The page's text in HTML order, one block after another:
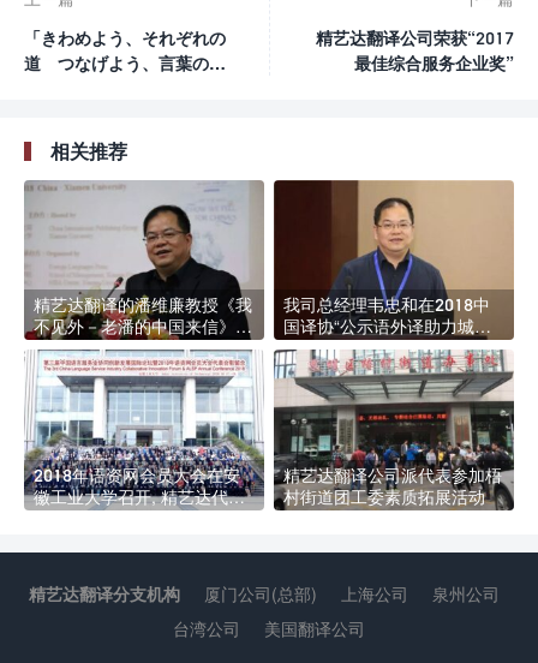
「きわめよう、それぞれの
道 つなげよう、言葉の世
大会
精艺达翻译公司荣获“2017
最佳综合服务企业奖”
相关推荐
精艺达翻译的潘维廉教授《我
不见外－老潘的中国来信》新
书发布会22日举行
我司总经理韦忠和在2018中
国译协“公示语外译助力城市
国际形象塑造”论坛上发言
2018年语资网会员大会在安
徽工业大学召开, 精艺达代表
精艺达翻译公司派代表参加梧
村街道团工委素质拓展活动
精艺达翻译分支机构 厦门公司(总部) 上海公司
泉州公司
台湾公司
美国翻译公司